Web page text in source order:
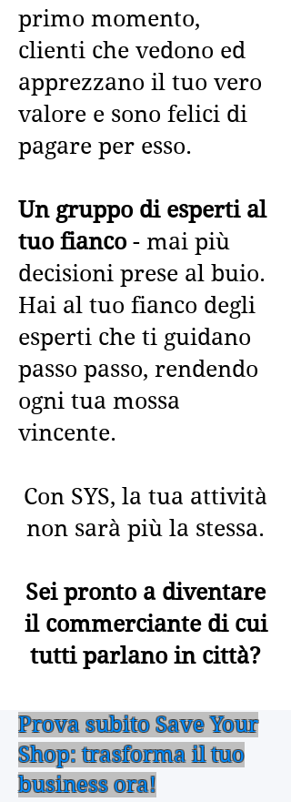
primo momento,
clienti che vedono ed
apprezzano il tuo vero
valore e sono felici di
pagare per esso.
Un gruppo di esperti al
tuo fianco - mai più
decisioni prese al buio.
Hai al tuo fianco degli
esperti che ti guidano
passo passo, rendendo
ogni tua mossa
vincente.
Con SYS, la tua attività
non sarà più la stessa.
Sei pronto a diventare
il commerciante di cui
tutti parlano in città?
Prova subito Save Your
Shop: trasforma il tuo
business ora!